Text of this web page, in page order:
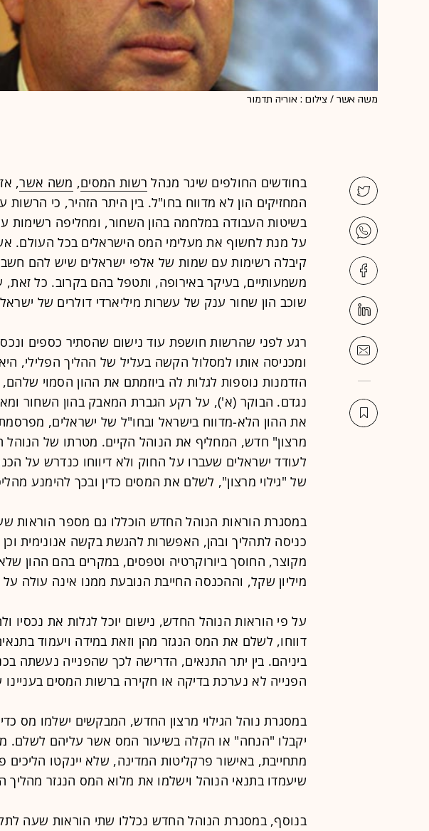
משה אשר / צילום : אוריה תדמור
בחודשים החולפים שיגר מנהל רשות המסים, משה אשר,
המחזיקים הון לא מדווח בחו"ל. בין היתר הזהיר, כי הרשות
בשיטות העבודה במלחמה בהון השחור, ומחליפה רשימות
על מנת לחשוף את מעלימי המס הישראלים בכל העולם.
קיבלה רשימות עם שמות של אלפי ישראלים שיש להם
משמעותיים, בעיקר באירופה, ותטפל בהם בקרוב. כל
שוכב הון שחור ענק של עשרות מיליארדי דולרים של
רגע לפני שהרשות חושפת עוד נישום שהסתיר כספים
ומכניסה אותו למסלול הקשה בעליל של ההליך הפלילי,
הזדמנות נוספות לגלות לה ביוזמתם את ההון הסמוי שלהם,
נגדם. הבוקר (א'), על רקע הגברת המאבק בהון השחור
את ההון הלא-מדווח בישראל ובחו"ל של ישראלים,
מרצון" חדש, המחליף את הנוהל הקיים. מטרתו של הנוהל
לעודד ישראלים שעברו על החוק ולא דיווחו כנדרש על
של "גילוי מרצון", לשלם את המסים כדין ובכך להימנע
במסגרת הוראות הנוהל החדש הוכללו גם מספר הוראות
כניסה לתהליך ובהן, האפשרות להגשת בקשה אנונימית
מיליון שקל, וההכנסה החייבת הנובעת ממנו אינה עולה על
על פי הוראות הנוהל החדש, נישום יוכל לגלות את נכסיו
דווחו, לשלם את המס הנגזר מהן וזאת במידה ויעמוד
ביניהם. בין יתר התנאים, הדרישה לכך שהפנייה נעשתה
הפנייה לא נערכת בדיקה או חקירה ברשות המסים
במסגרת נוהל הגילוי מרצון החדש, המבקשים ישלמו מס
יקבלו "הנחה" או הקלה בשיעור המס אשר עליהם לשלם.
מתחייבת, באישור פרקליטות המדינה, שלא יינקטו הליכים
שיעמדו בתנאי הנוהל וישלמו את מלוא המס הנגזר מהליך
בנוסף, במסגרת הנוהל החדש נכללו שתי הוראות שעה